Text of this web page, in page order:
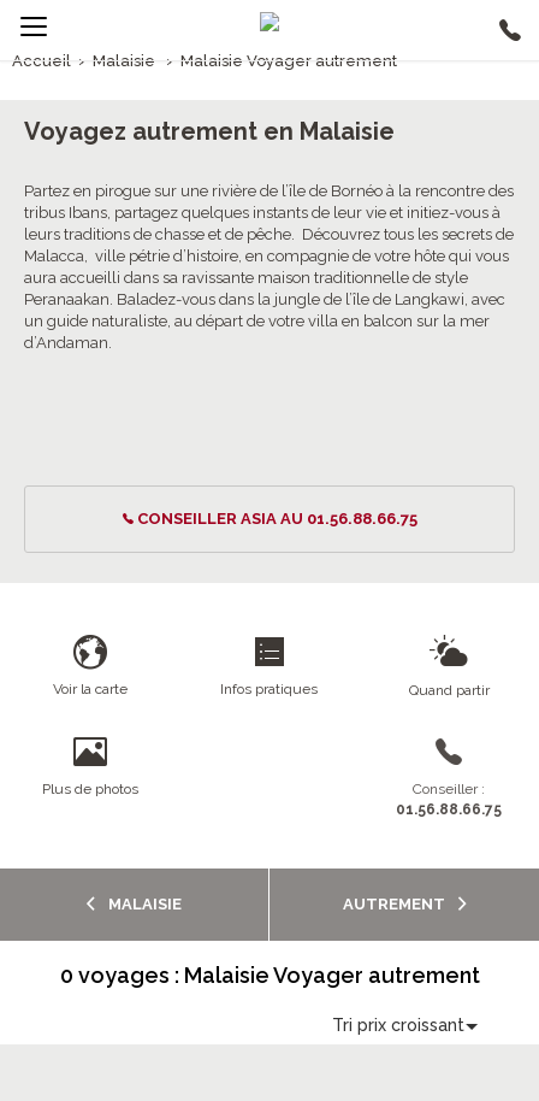
Accueil › Malaisie › Malaisie Voyager autrement
Malaisie Voyager autrement
Voyagez autrement en Malaisie
Partez en pirogue sur une rivière de l’île de Bornéo à la rencontre des
tribus Ibans, partagez quelques instants de leur vie et initiez-vous à
leurs traditions de chasse et de pêche. Découvrez tous les secrets de
Malacca, ville pétrie d’histoire, en compagnie de votre hôte qui vous
aura accueilli dans sa ravissante maison traditionnelle de style
Peranaakan. Baladez-vous dans la jungle de l’île de Langkawi, avec
un guide naturaliste, au départ de votre villa en balcon sur la mer
d’Andaman.
CONSEILLER ASIA AU 01.56.88.66.75
Voir la carte Infos pratiques Quand partir
Plus de photos
Conseiller :
01.56.88.66.75
MALAISIE AUTREMENT
0 voyages : Malaisie Voyager autrement
Tri prix croissant